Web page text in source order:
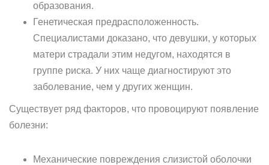
образования.
Генетическая предрасположенность.
Специалистами доказано, что девушки, у которых
матери страдали этим недугом, находятся в
группе риска. У них чаще диагностируют это
заболевание, чем у других женщин.
Существует ряд факторов, что провоцируют появление
болезни:
Механические повреждения слизистой оболочки